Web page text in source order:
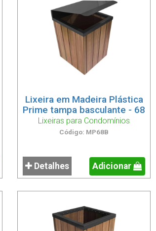
Lixeira em Madeira Plástica
Prime tampa basculante - 68
Lixeiras para Condomínios
Código: MP68B
Detalhes Adicionar